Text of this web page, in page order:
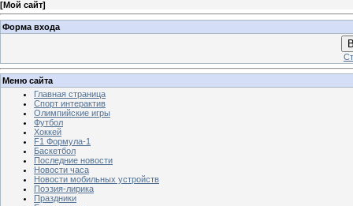
[Мой сайт]
Форма входа
Меню сайта
Главная страница
Спорт интерактив
Олимпийские игры
Футбол
Хоккей
F1 Формула-1
Баскетбол
Последние новости
Новости часа
Новости мобильных устройств
Поэзия-лирика
Праздники